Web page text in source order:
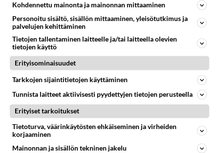
https://www.kauppalehti.fi/uutiset/nordea-osti-omia-
osakkeitaan-yhteensa-250...
NORDEA
Miten Norean verkkopankissa
saa e-laskut automaattisesti vahvistumaan, ilman että
niitä tarvitsee joka kerta manuaalisesti vahvistaa?
Jotkut laskut ...
03.06.2025 13:32 16
Kohdennettu mainonta ja mainonnan mittaaminen
Personoitu sisältö, sisällön mittaaminen, yleisötutkimus ja
palvelujen kehittäminen
Tietojen tallentaminen laitteelle ja/tai laitteella olevien
tietojen käyttö
Erityisominaisuudet
Tarkkojen sijaintitietojen käyttäminen
Tunnista laitteet aktiivisesti pyydettyjen tietojen perusteella
Erityiset tarkoitukset
Tietoturva, väärinkäytösten ehkäiseminen ja virheiden
korjaaminen
Mainonnan ja sisällön tekninen jakelu